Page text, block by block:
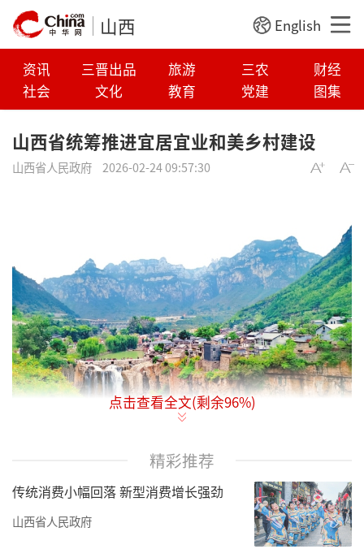
山西 English
资讯 三晋出品 旅游 三农
财经
社会
文化 教育 党建 图集
山西省统筹推进宜居宜业和美乡村建设
山西省人民政府 2026-02-24 09:57:30
平顺县虹霓村的秀美景色。山西日报通讯
员摄
从清波荡漾的汾河，到烟波浩渺的漳泽
点击查看全文(剩余96%)
精彩推荐
传统消费小幅回落 新型消费增长强劲
山西省人民政府